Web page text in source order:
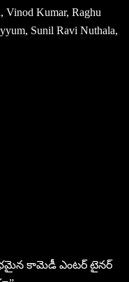
Vinod Kumar, Raghu
Sunil Ravi Nuthala,
కామెడీ ఎంటర్ టైనర్